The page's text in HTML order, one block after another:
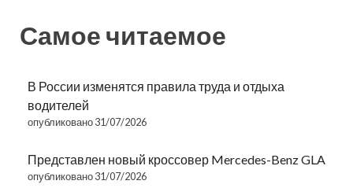
Самое читаемое
В России изменятся правила труда и отдыха
водителей
опубликовано 31/07/2026
Представлен новый кроссовер Mercedes-Benz GLA
опубликовано 31/07/2026